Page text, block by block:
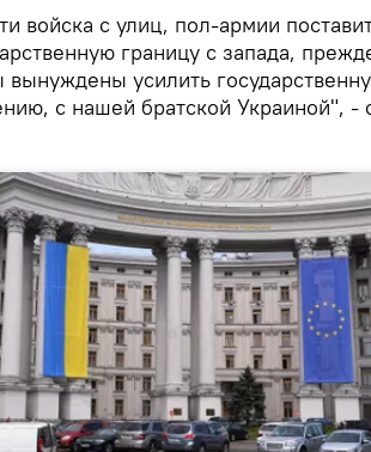
войска с улиц, пол-армии
границу с запада,
усилить
с нашей братской Украиной", -